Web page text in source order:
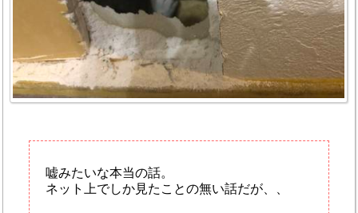
嘘みたいな本当の話。
ネット上でしか見たことの無い話だが、、